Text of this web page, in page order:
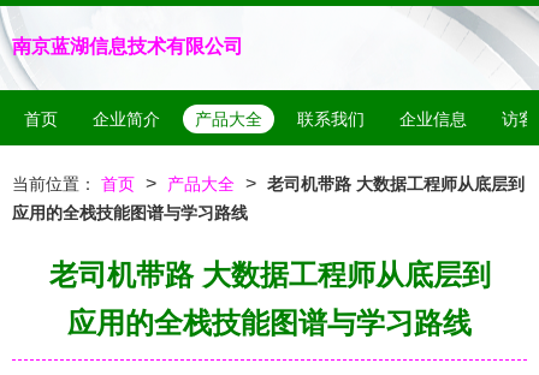
南京蓝湖信息技术有限公司
首页 企业简介 产品大全 联系我们 企业信息 访客
当前位置： 首页 > 产品大全 > 老司机带路 大数据工程师从底层到
应用的全栈技能图谱与学习路线
老司机带路 大数据工程师从底层到
应用的全栈技能图谱与学习路线